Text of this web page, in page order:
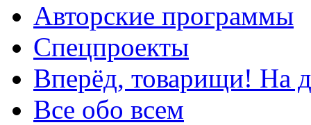
Авторские программы
Спецпроекты
Вперёд, товарищи! На
Все обо всем